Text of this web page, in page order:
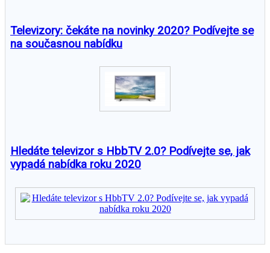
Televizory: čekáte na novinky 2020? Podívejte se
na současnou nabídku
Hledáte televizor s HbbTV 2.0? Podívejte se, jak
vypadá nabídka roku 2020